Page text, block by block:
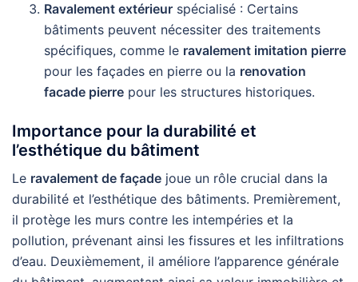
Ravalement extérieur spécialisé : Certains
bâtiments peuvent nécessiter des traitements
spécifiques, comme le ravalement imitation pierre
pour les façades en pierre ou la renovation
facade pierre pour les structures historiques.
Importance pour la durabilité et
l’esthétique du bâtiment
Le ravalement de façade joue un rôle crucial dans la
durabilité et l’esthétique des bâtiments. Premièrement,
il protège les murs contre les intempéries et la
pollution, prévenant ainsi les fissures et les infiltrations
d’eau. Deuxièmement, il améliore l’apparence générale